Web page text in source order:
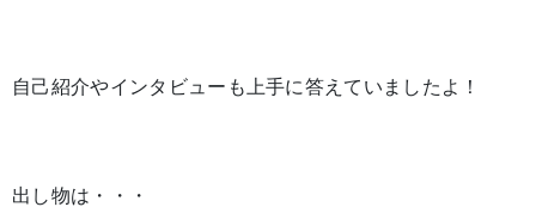
自己紹介やインタビューも上手に答えていましたよ！
出し物は・・・